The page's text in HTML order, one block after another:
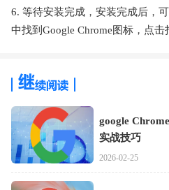
6. 等待安装完成，安装完成后，
中找到Google Chrome图标，点击
google
实战技巧
2026-02-25